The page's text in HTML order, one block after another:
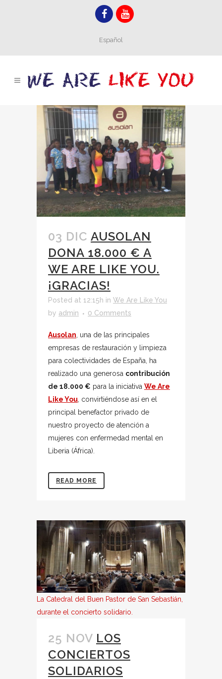
Español
03 DIC AUSOLAN
DONA 18.000 € A
WE ARE LIKE YOU.
¡GRACIAS!
Posted at 12:15h in We Are Like You
by admin 0 Comments
Ausolan , una de las principales
empresas de restauración y limpieza
para colectividades de España, ha
realizado una generosa contribución
de 18.000 € para la iniciativa We Are
Like You , convirtiéndose así en el
principal benefactor privado de
nuestro proyecto de atención a
mujeres con enfermedad mental en
Liberia (África).
READ MORE
La Catedral del Buen Pastor de San Sebastián,
durante el concierto solidario.
25 NOV LOS
CONCIERTOS
SOLIDARIOS